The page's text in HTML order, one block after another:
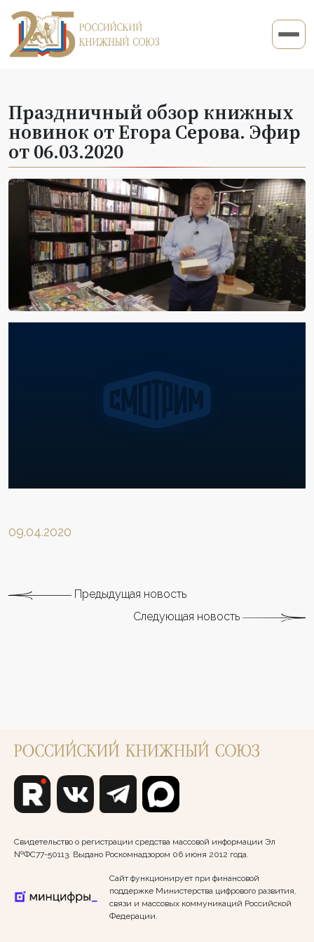
Праздничный обзор книжных
новинок от Егора Серова. Эфир
от 06.03.2020
09.04.2020
Предыдущая новость
Следующая новость
Свидетельство о регистрации средства массовой информации Эл
№ФС77-50113. Выдано Роскомнадзором 06 июня 2012 года.
Сайт функционирует при финансовой
поддержке Министерства цифрового развития,
связи и массовых коммуникаций Российской
Федерации.